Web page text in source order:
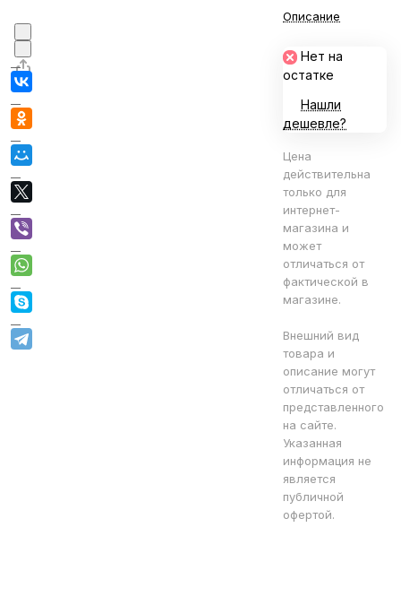
Описание
Нет на
остатке
Нашли
дешевле?
Цена
действительна
только для
интернет-
магазина и
может
отличаться от
фактической в
магазине.
Внешний вид
товара и
описание могут
отличаться от
представленного
на сайте.
Указанная
информация не
является
публичной
офертой.